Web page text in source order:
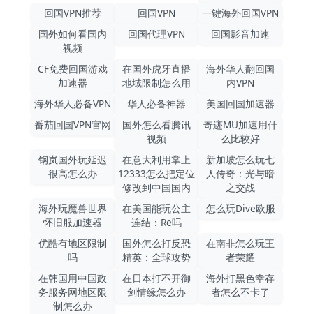
回国VPN推荐
回国VPN
一键海外回国VPN
国外如何看国内
视频
回国代理VPN 回国影音加速
CF免费回国游戏
加速器
在国外虎牙直播
地域限制怎么用
海外华人翻回国
内VPN
海外华人必备VPN
华人必备神器
美国回国加速器
番茄回国VPN官网
国外怎么看腾讯
视频
奇迹MU加速用什
么比较好
钢岚国外玩延迟
很高怎么办
在意大利用掌上
12333怎么把定位
修改到中国国内
新加坡怎么玩七
人传奇：光与暗
之交战
海外玩魔兽世界
怀旧服加速器
在美国能玩公主
连结：Re吗
怎么玩Dive欧服
优酷有地区限制
吗
国外怎么打反恐
精英：全球攻势
在南非怎么玩王
者荣耀
在韩国用中国政
务服务网地区限
制怎么办
在日本打不开御
剑情缘怎么办
海外打黑色幸存
者怎么不卡了